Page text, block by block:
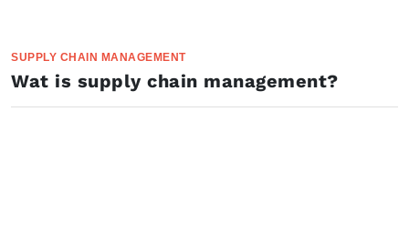
SUPPLY CHAIN MANAGEMENT
Wat is supply chain management?